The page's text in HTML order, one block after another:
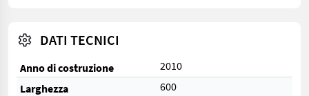
DATI TECNICI
Anno di costruzione
2010
Larghezza
600